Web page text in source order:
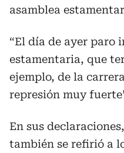
asamblea
“El día de ayer paro
estamentaria, que
ejemplo, de la
represión muy
En sus
también se refirió a